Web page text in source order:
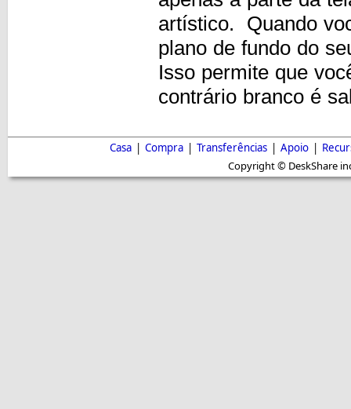
artístico. Quando
plano de fundo do
Isso permite que
contrário branco é
Casa | Compra | Transferências | Apoio |
Copyright © DeskShare